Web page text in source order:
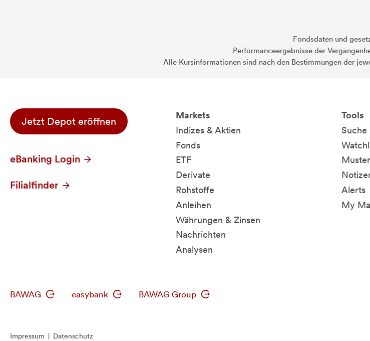
Fondsdaten und
Performanceergebnisse der
Alle Kursinformationen sind nach den Bestimmungen der
Jetzt Depot eröffnen
eBanking Login
Filialfinder
Markets
Indizes & Aktien
Fonds
ETF
Derivate
Rohstoffe
Anleihen
Währungen & Zinsen
Nachrichten
Analysen
Tools
Suche
Alerts
My
BAWAG easybank BAWAG Group
Impressum Datenschutz